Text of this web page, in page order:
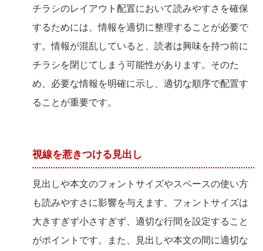
チラシのレイアウト配置において読みやすさを確保
するためには、情報を適切に整理することが必要で
す。情報が混乱していると、読者は興味を持つ前に
チラシを閉じてしまう可能性があります。そのた
め、必要な情報を明確に示し、適切な順序で配置す
ることが重要です。
視線を惹きつける見出し
見出しや本文のフォントサイズやスペースの使い方
も読みやすさに影響を与えます。フォントサイズは
大きすぎず小さすぎず、適切な行間を設定すること
がポイントです。また、見出しや本文の間に適切な